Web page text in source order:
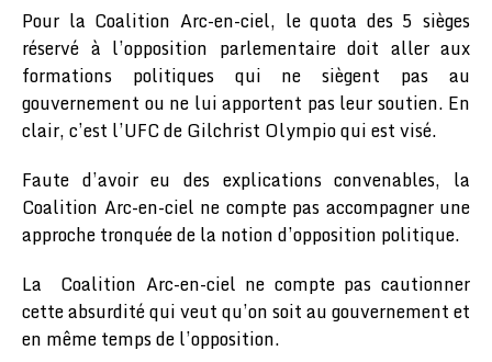
Pour la Coalition Arc-en-ciel, le quota des 5 sièges
réservé à l’opposition parlementaire doit aller aux
formations politiques qui ne siègent pas au
gouvernement ou ne lui apportent pas leur soutien. En
clair, c’est l’UFC de Gilchrist Olympio qui est visé.
Faute d’avoir eu des explications convenables, la
Coalition Arc-en-ciel ne compte pas accompagner une
approche tronquée de la notion d’opposition politique.
La Coalition Arc-en-ciel ne compte pas cautionner
cette absurdité qui veut qu’on soit au gouvernement et
en même temps de l’opposition.